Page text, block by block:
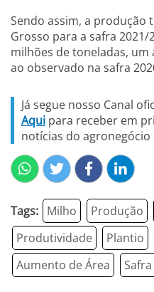
Sendo assim, a produção
Grosso para a safra 2021/
milhões de toneladas,
ao observado na safra
Já segue nosso Canal
Aqui para receber em
notícias do agronegócio
Tags: Milho Produção
Produtividade
Plantio
Aumento de Área